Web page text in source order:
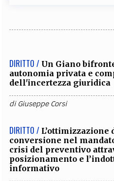
DIRITTO / Un Giano
autonomia privata e
dell'incertezza giuridica
diGiuseppe Corsi
DIRITTO / L’ottimizzazione
conversione nel
crisi del preventivo
posizionamento e
informativo